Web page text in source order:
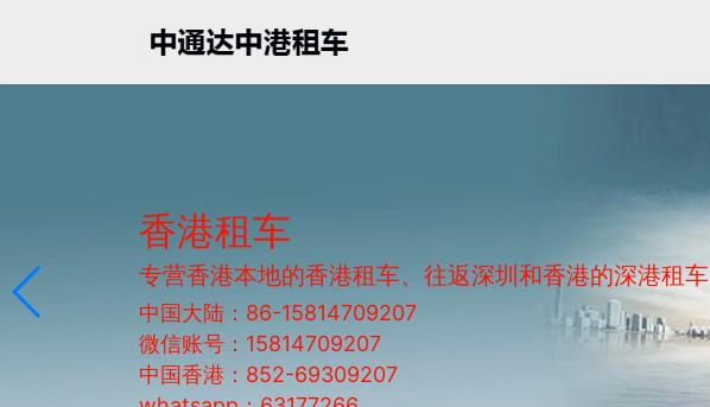
香港租车
专营香港本地的香港租车、往返深圳和香港的深港租车
中国大陆：86-15814709207
微信账号：15814709207
中国香港：852-69309207